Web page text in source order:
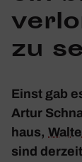
zu
Einst gab
Artur
haus,
sind